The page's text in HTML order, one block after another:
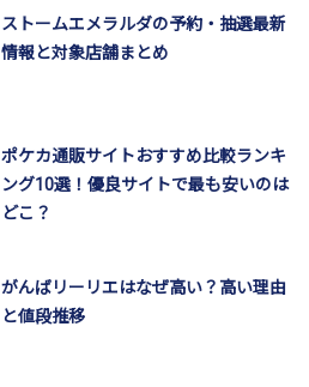
ストームエメラルダの予約・抽選最新
情報と対象店舗まとめ
ポケカ通販サイトおすすめ比較ランキ
ング10選！優良サイトで最も安いのは
どこ？
がんばリーリエはなぜ高い？高い理由
と値段推移